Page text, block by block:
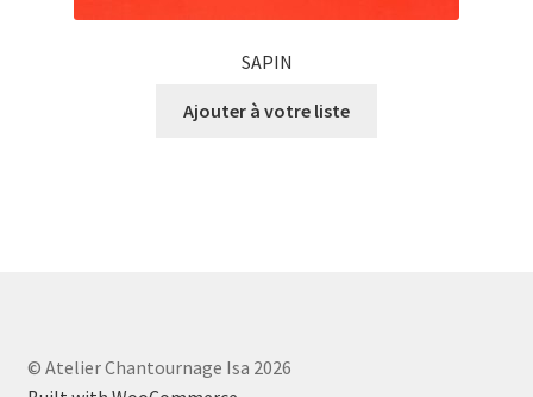
SAPIN
Ajouter à votre liste
© Atelier Chantournage Isa 2026